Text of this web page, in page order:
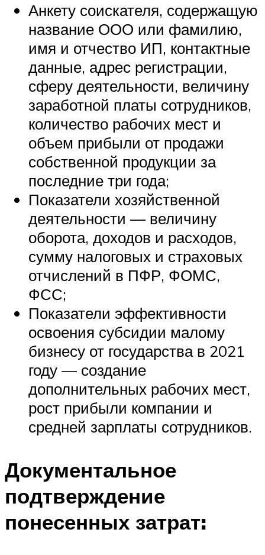
Анкету соискателя, содержащую
название ООО или фамилию,
имя и отчество ИП, контактные
данные, адрес регистрации,
сферу деятельности, величину
заработной платы сотрудников,
количество рабочих мест и
объем прибыли от продажи
собственной продукции за
последние три года;
Показатели хозяйственной
деятельности — величину
оборота, доходов и расходов,
сумму налоговых и страховых
отчислений в ПФР, ФОМС,
ФСС;
Показатели эффективности
освоения субсидии малому
бизнесу от государства в 2021
году — создание
дополнительных рабочих мест,
рост прибыли компании и
средней зарплаты сотрудников.
Документальное
подтверждение
понесенных затрат: